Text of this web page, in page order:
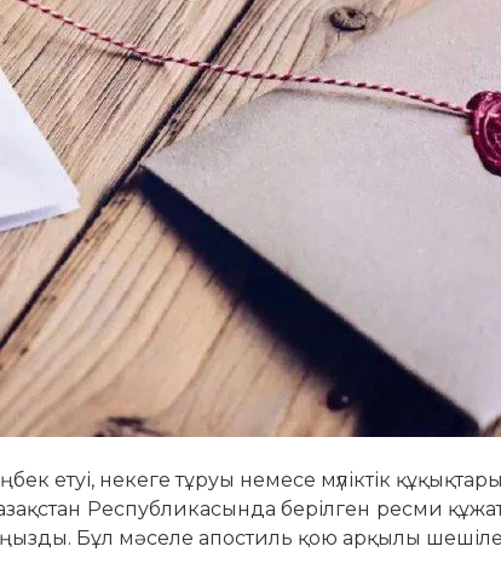
етуі, некеге тұруы немесе мүліктік
Республикасында берілген ресми
Бұл мәселе апостиль қою арқылы